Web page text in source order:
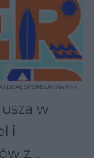
w
i
z
SPONSOROWANY